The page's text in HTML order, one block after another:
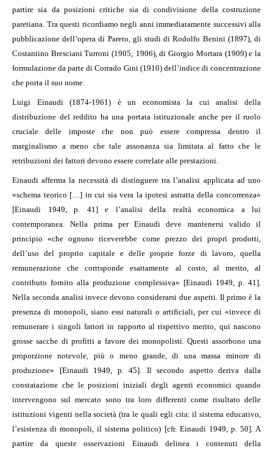
partire sia da posizioni critiche sia di condivisione della costruzione
paretiana. Tra questi ricordiamo negli anni immediatamente successivi alla
pubblicazione dell’opera di Pareto, gli studi di Rodolfo Benini (1897), di
Costantino Bresciani Turroni (1905; 1906), di Giorgio Mortara (1909) e la
formulazione da parte di Corrado Gini (1910) dell’indice di concentrazione
che porta il suo nome.
Luigi Einaudi (1874-1961) è un economista la cui analisi della
distribuzione del reddito ha una portata istituzionale anche per il ruolo
cruciale delle imposte che non può essere compressa dentro il
marginalismo a meno che tale assonanza sia limitata al fatto che le
retribuzioni dei fattori devono essere correlate alle prestazioni.
Einaudi afferma la necessità di distinguere tra l’analisi applicata ad uno
«schema teorico […] in cui sia vera la ipotesi astratta della concorrenza»
[Einaudi 1949, p. 41] e l’analisi della realtà economica a lui
contemporanea. Nella prima per Einaudi deve mantenersi valido il
principio «che ognuno riceverebbe come prezzo dei propri prodotti,
dell’uso del proprio capitale e delle proprie forze di lavoro, quella
remunerazione che corrisponde esattamente al costo, al merito, al
contributo fornito alla produzione complessiva» [Einaudi 1949, p. 41].
Nella seconda analisi invece devono considerarsi due aspetti. Il primo è la
presenza di monopoli, siano essi naturali o artificiali, per cui «invece di
remunerare i singoli fattori in rapporto al rispettivo merito, qui nascono
grosse sacche di profitti a favore dei monopolisti. Questi assorbono una
proporzione notevole, più o meno grande, di una massa minore di
produzione» [Einaudi 1949, p. 45]. Il secondo aspetto deriva dalla
constatazione che le posizioni iniziali degli agenti economici quando
intervengono sul mercato sono tra loro differenti come risultato delle
istituzioni vigenti nella società (tra le quali egli cita: il sistema educativo,
l’esistenza di monopoli, il sistema politico) [cfr. Einaudi 1949, p. 50]. A
partire da queste osservazioni Einaudi delinea i contenuti della